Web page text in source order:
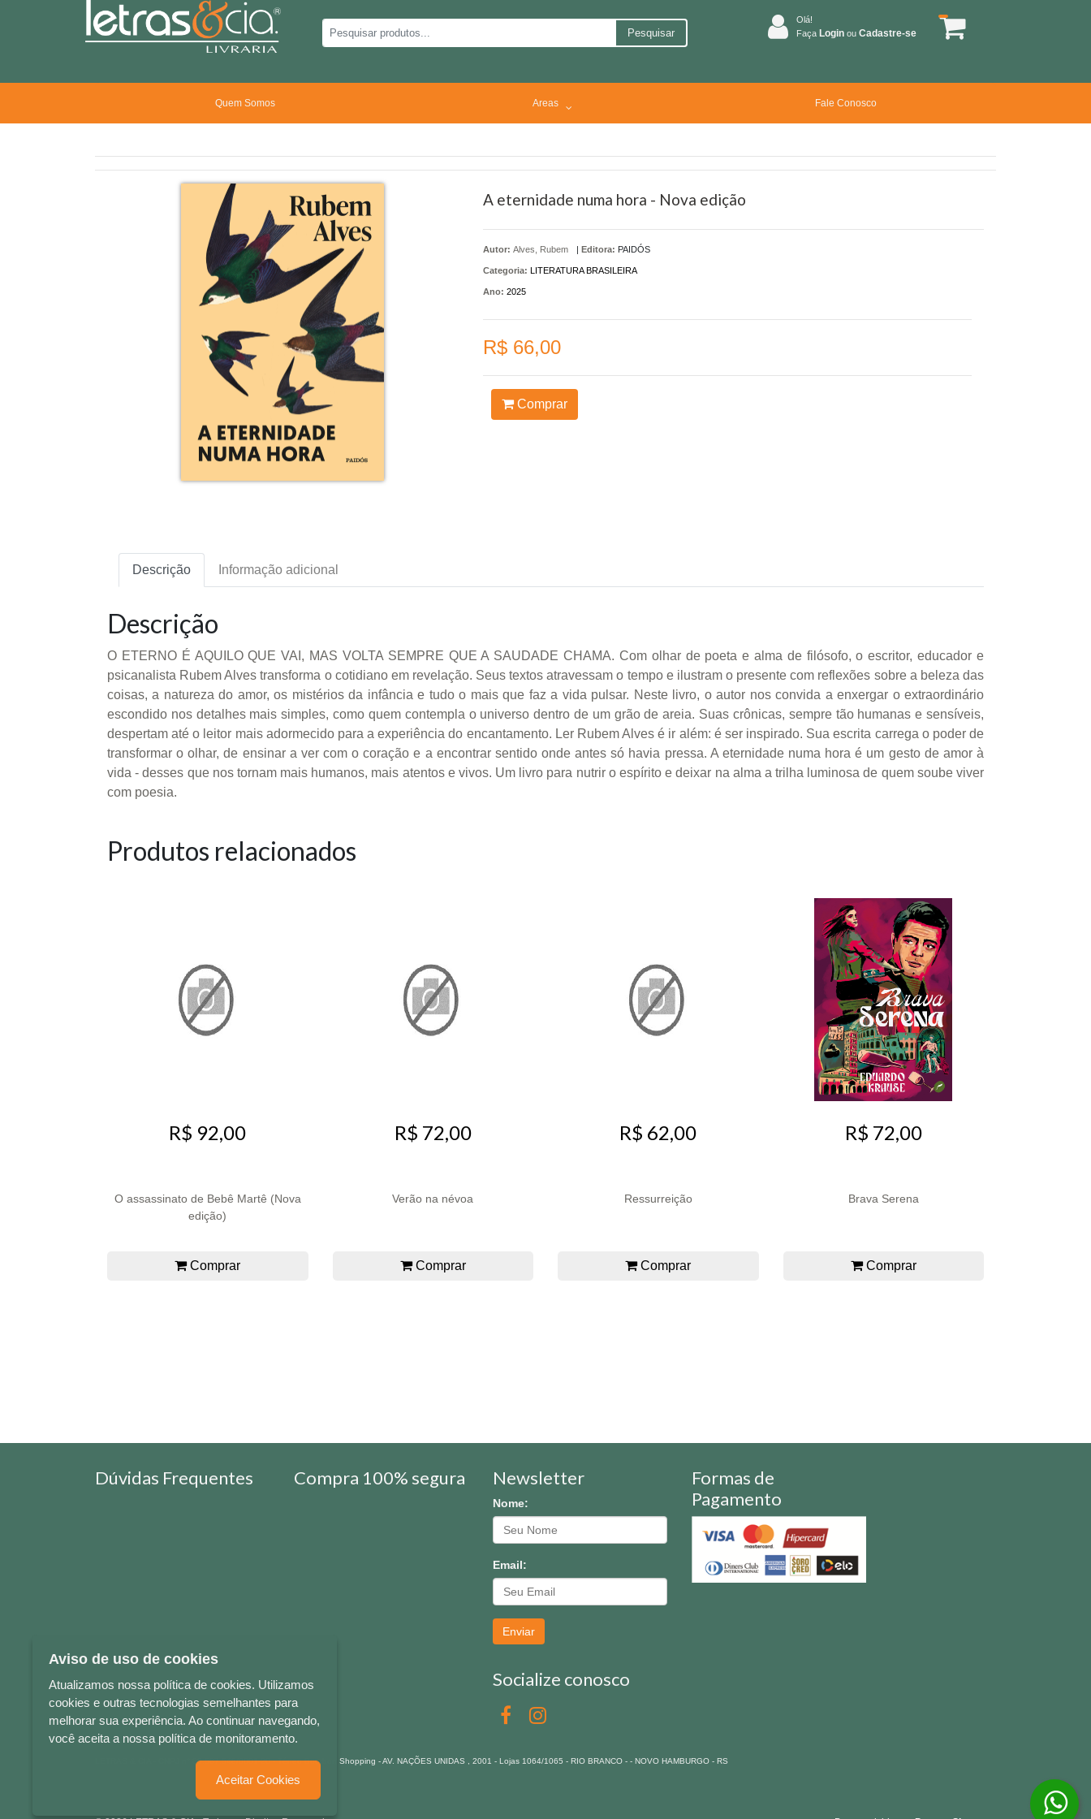
Pesquisar
Olá!
Faça Login ou Cadastre-se
Quem Somos Areas Fale Conosco
A eternidade numa hora - Nova edição
Autor: Alves, Rubem | Editora: PAIDÓS
Categoria: LITERATURA BRASILEIRA
Ano: 2025
R$ 66,00
Comprar
Descrição Informação adicional
Descrição
O ETERNO É AQUILO QUE VAI, MAS VOLTA SEMPRE QUE A SAUDADE CHAMA. Com olhar de poeta e alma de filósofo, o escritor, educador e
psicanalista Rubem Alves transforma o cotidiano em revelação. Seus textos atravessam o tempo e ilustram o presente com reflexões sobre a beleza das
coisas, a natureza do amor, os mistérios da infância e tudo o mais que faz a vida pulsar. Neste livro, o autor nos convida a enxergar o extraordinário
escondido nos detalhes mais simples, como quem contempla o universo dentro de um grão de areia. Suas crônicas, sempre tão humanas e sensíveis,
despertam até o leitor mais adormecido para a experiência do encantamento. Ler Rubem Alves é ir além: é ser inspirado. Sua escrita carrega o poder de
transformar o olhar, de ensinar a ver com o coração e a encontrar sentido onde antes só havia pressa. A eternidade numa hora é um gesto de amor à
vida - desses que nos tornam mais humanos, mais atentos e vivos. Um livro para nutrir o espírito e deixar na alma a trilha luminosa de quem soube viver
com poesia.
Produtos relacionados
R$ 92,00
O assassinato de Bebê Martê (Nova
edição)
Comprar
R$ 72,00
Verão na névoa
Comprar
R$ 62,00
Ressurreição
Comprar
R$ 72,00
Brava Serena
Comprar
Dúvidas Frequentes Compra 100% segura Newsletter
Nome:
Email:
Enviar
Socialize conosco
Formas de
Pagamento
LETRAS & CIA - CNPJ n° 88.587.548/0001-20 - Térreo Bourbon Shopping - AV. NAÇÕES UNIDAS , 2001 - Lojas 1064/1065 - RIO BRANCO - - NOVO HAMBURGO - RS
Aviso de uso de cookies
Atualizamos nossa política de cookies. Utilizamos
cookies e outras tecnologias semelhantes para
melhorar sua experiência. Ao continuar navegando,
você aceita a nossa política de monitoramento.
Aceitar Cookies